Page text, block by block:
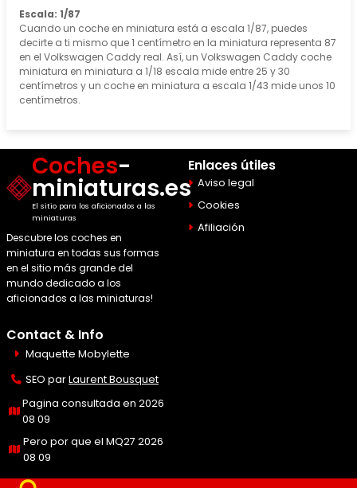
Escala: 1/87
Cuando un coche en miniatura está a escala 1/87, puedes
decirte a ti mismo que 1 centímetro en la miniatura representa 87
en el Volkswagen Caddy real. Así, un Volkswagen Caddy coche
miniatura en miniatura a 1/18 escala mide entre 25 y 30
centímetros y un coche en miniatura a escala 1/43 mide unos 10
centímetros.
Coches-
miniaturas.es
El sitio para los aficionados a las
miniaturas
Descubre los coches en
miniatura en todas sus formas
en el sitio más grande del
mundo dedicado a los
aficionados a las miniaturas!
Enlaces útiles
Aviso legal
Cookies
Afiliación
Contact & Info
Maquette Mobylette
SEO parLaurent Bousquet
Pagina consultada en 2026
08 09
Pero por que el MQ27 2026
08 09